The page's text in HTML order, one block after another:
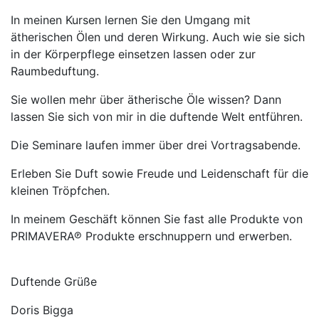
In meinen Kursen lernen Sie den Umgang mit
ätherischen Ölen und deren Wirkung. Auch wie sie sich
in der Körperpflege einsetzen lassen oder zur
Raumbeduftung.
Sie wollen mehr über ätherische Öle wissen? Dann
lassen Sie sich von mir in die duftende Welt entführen.
Die Seminare laufen immer über drei Vortragsabende.
Erleben Sie Duft sowie Freude und Leidenschaft für die
kleinen Tröpfchen.
In meinem Geschäft können Sie fast alle Produkte von
PRIMAVERA℗ Produkte erschnuppern und erwerben.
Duftende Grüße
Doris Bigga